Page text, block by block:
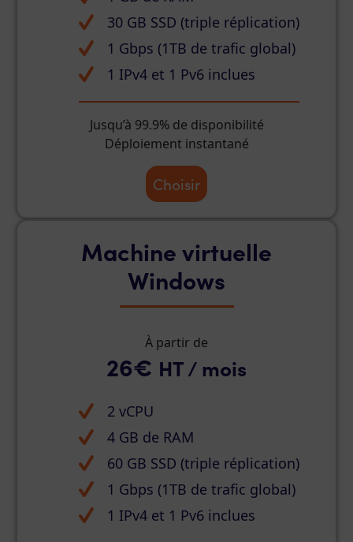
30 GB SSD (triple réplication)
1 Gbps (1TB de trafic global)
1 IPv4 et 1 Pv6 inclues
Jusqu’à 99.9% de disponibilité
Déploiement instantané
Choisir
Machine virtuelle
Windows
À partir de
26€ HT / mois
2 vCPU
4 GB de RAM
60 GB SSD (triple réplication)
1 Gbps (1TB de trafic global)
1 IPv4 et 1 Pv6 inclues